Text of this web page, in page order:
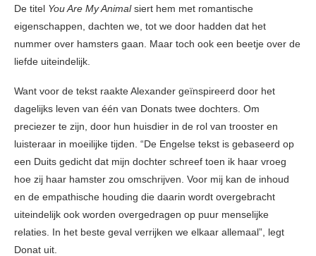
De titel You Are My Animalsiert hem met romantische
eigenschappen, dachten we, tot we door hadden dat het
nummer over hamsters gaan. Maar toch ook een beetje over de
liefde uiteindelijk.
Want voor de tekst raakte Alexander geïnspireerd door het
dagelijks leven van één van Donats twee dochters. Om
preciezer te zijn, door hun huisdier in de rol van trooster en
luisteraar in moeilijke tijden. “De Engelse tekst is gebaseerd op
een Duits gedicht dat mijn dochter schreef toen ik haar vroeg
hoe zij haar hamster zou omschrijven. Voor mij kan de inhoud
en de empathische houding die daarin wordt overgebracht
uiteindelijk ook worden overgedragen op puur menselijke
relaties. In het beste geval verrijken we elkaar allemaal”, legt
Donat uit.